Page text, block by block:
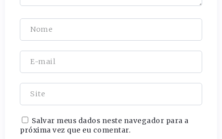
Salvar meus dados neste navegador para a
próxima vez que eu comentar.